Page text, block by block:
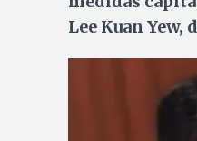
Lee Kuan